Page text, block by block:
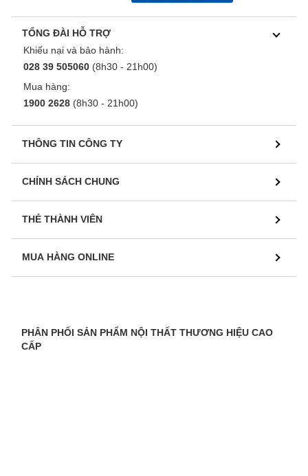
TỔNG ĐÀI HỖ TRỢ
Khiếu nại và bảo hành:
028 39 505060 (8h30 - 21h00)
Mua hàng:
1900 2628 (8h30 - 21h00)
THÔNG TIN CÔNG TY
CHÍNH SÁCH CHUNG
THẺ THÀNH VIÊN
MUA HÀNG ONLINE
PHÂN PHỐI SẢN PHẨM NỘI THẤT THƯƠNG HIỆU CAO
CẤP